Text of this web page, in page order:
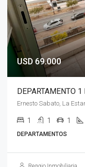
USD 69.000
1 1 1
DEPARTAMENTOS